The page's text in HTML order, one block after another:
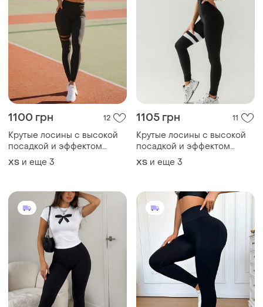
1100 грн 12
Крутые лосины с высокой
посадкой и эффектом
утяжки, лосины для спорта,
фитнес леггинсы
ХS и еще 3
1105 грн 11
Крутые лосины с высокой
посадкой и эффектом
утяжки, лосины для спорта,
фитнес леггинсы
ХS и еще 3